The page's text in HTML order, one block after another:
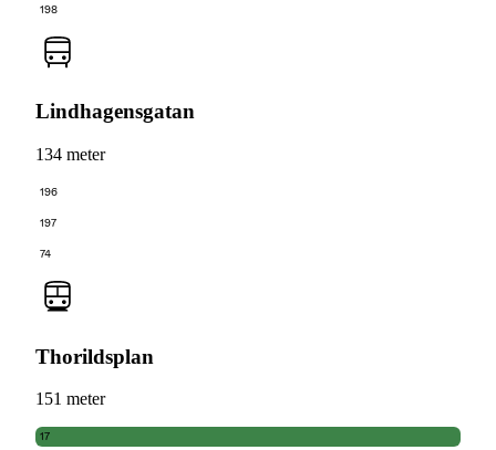
198
Lindhagensgatan
134 meter
196
197
74
Thorildsplan
151 meter
17